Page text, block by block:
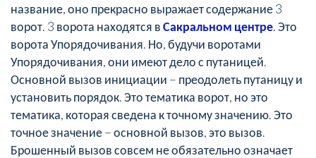
название, оно прекрасно выражает содержание 3
ворот. 3 ворота находятся вСакральном центре. Это
ворота Упорядочивания. Но, будучи воротами
Упорядочивания, они имеют дело с путаницей.
Основной вызов инициации – преодолеть путаницу и
установить порядок. Это тематика ворот, но это
тематика, которая сведена к точному значению. Это
точное значение – основной вызов, это вызов.
Брошенный вызов совсем не обязательно означает